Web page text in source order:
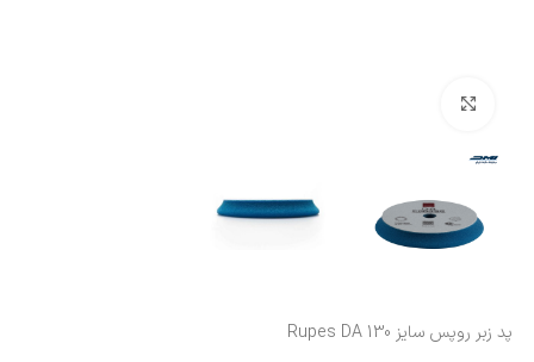
پد زبر روپس سایز 130 Rupes DA